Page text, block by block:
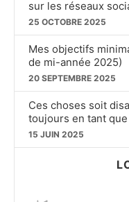
sur les réseaux
25 OCTOBRE 2025
Mes objectifs
de mi-année 2025)
20 SEPTEMBRE 2025
Ces choses soit
toujours en tant
15 JUIN 2025